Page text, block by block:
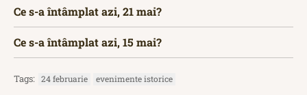
Ce s-a întâmplat azi, 21 mai?
Ce s-a întâmplat azi, 15 mai?
Tags: 24 februarie evenimente istorice